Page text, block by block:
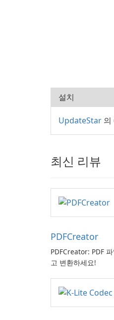
설치
UpdateStar 의
최신 리뷰
PDFCreator
PDFCreator: PDF
고 변환하세요!